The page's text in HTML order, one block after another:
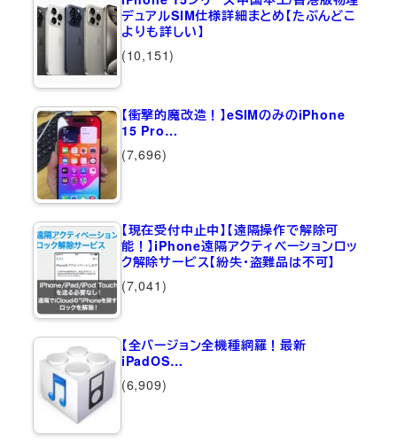
デュアルSIM仕様詳細まとめ【たぶんどこ
よりも詳しい】
(10,151)
【衝撃的魔改造！】eSIMのみのiPhone
15 Pro…
(7,696)
【現在受付中止中】【遠隔操作で解除可
能！】iPhone遠隔アクティベーションロッ
ク解除サービス【紛失・盗難品は不可】
(7,041)
【全バージョン全機種網羅！最新
iPadOS…
(6,909)